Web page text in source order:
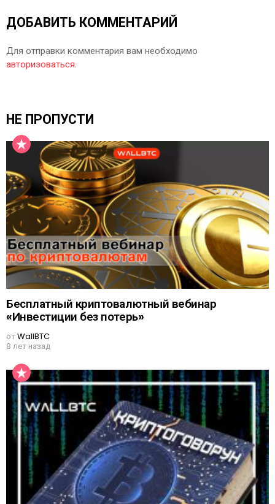
ДОБАВИТЬ КОММЕНТАРИЙ
Для отправки комментария вам необходимо
авторизоваться.
НЕ ПРОПУСТИ
Бесплатный криптовалютный вебинар
«Инвестиции без потерь»
отWallBTC
8 лет назад